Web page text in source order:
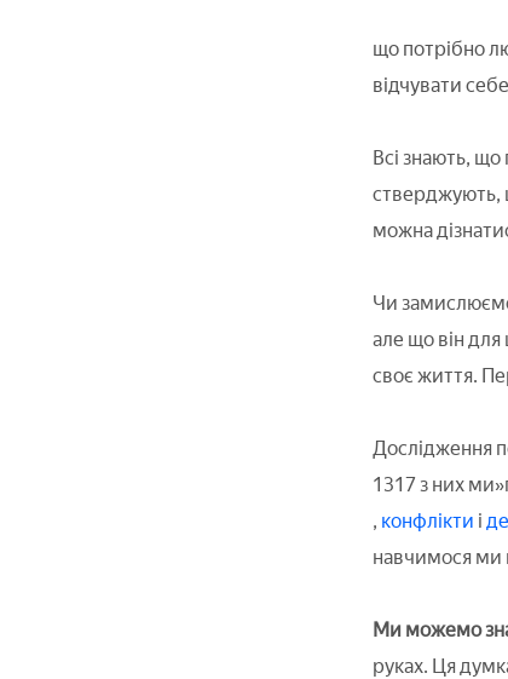
що потрібно
відчувати
Всі знають,
стверджують,
можна
Чи
але що він
своє життя.
Дослідження
1317 з них
, конфлікти і
навчимося ми
Ми можемо
руках. Ця